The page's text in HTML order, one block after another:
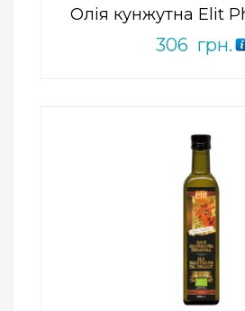
Олія кунжутна Elit
306 грн.
Add to